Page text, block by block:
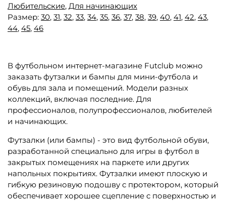
Любительские, Для начинающих
Размер: 30, 31, 32, 33, 34, 35, 36, 37, 38, 39, 40, 41, 42, 43,
44, 45, 46
В футбольном интернет-магазине Futclub можно
заказать футзалки и бампы для мини-футбола и
обувь для зала и помещений. Модели разных
коллекций, включая последние. Для
профессионалов, полупрофессионалов, любителей
и начинающих.
Футзалки (или бампы) - это вид футбольной обуви,
разработанной специально для игры в футбол в
закрытых помещениях на паркете или других
напольных покрытиях. Футзалки имеют плоскую и
гибкую резиновую подошву с протектором, который
обеспечивает хорошее сцепление с поверхностью и